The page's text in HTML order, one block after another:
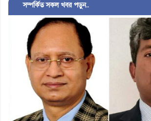
সম্পর্কিত সকল খবর পড়ুন..